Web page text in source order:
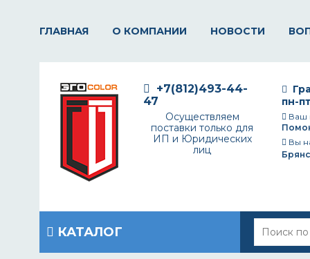
ГЛАВНАЯ О КОМПАНИИ НОВОСТИ
пн-
Ваш
Вы
+7(812)493-44-
47
Осуществляем
поставки только для
ИП и Юридических
лиц
КАТАЛОГ